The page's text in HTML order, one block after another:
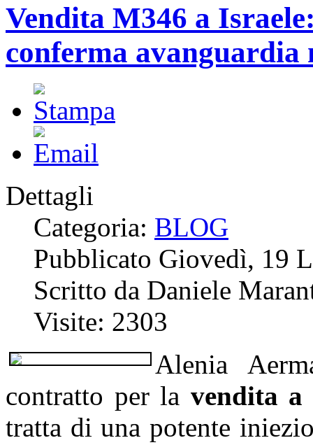
Vendita M346 a
conferma avanguardia
Dettagli
Categoria: BLOG
Pubblicato Giovedì, 19
Scritto da Daniele
Visite: 2303
Alenia
contratto per la vendita
tratta di una potente